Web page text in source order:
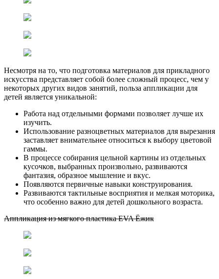
Несмотря на то, что подготовка материалов для прикладного
искусства представляет собой более сложный процесс, чем у
некоторых других видов занятий, польза аппликации для
детей является уникальной:
Работа над отдельными формами позволяет лучше их
изучить.
Использование разноцветных материалов для вырезания
заставляет внимательнее относиться к выбору цветовой
гаммы.
В процессе собирания цельной картины из отдельных
кусочков, выбранных произвольно, развиваются
фантазия, образное мышление и вкус.
Появляются первичные навыки конструирования.
Развиваются тактильные восприятия и мелкая моторика,
что особенно важно для детей дошкольного возраста.
Аппликация из мягкого пластика EVA Ёжик